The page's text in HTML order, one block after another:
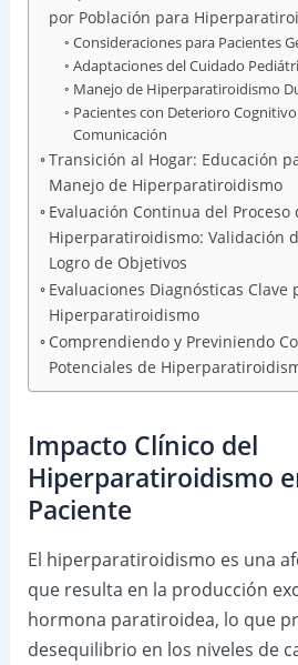
por Población para
Consideraciones para Pacientes
Adaptaciones del Cuidado
Manejo de Hiperparatiroidismo
Pacientes con Deterioro
Comunicación
Transición al Hogar: Educación
Manejo de Hiperparatiroidismo
Evaluación Continua del
Hiperparatiroidismo: Validación
Logro de Objetivos
Evaluaciones Diagnósticas Clave
Hiperparatiroidismo
Comprendiendo y Previniendo
Potenciales de
Impacto Clínico del
Hiperparatiroidismo
Paciente
El hiperparatiroidismo es una
que resulta en la producción
hormona paratiroidea, lo que
desequilibrio en los niveles de